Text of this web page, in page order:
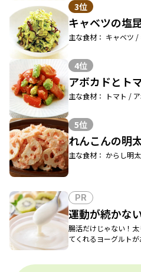
3位
キャベツの塩
主な食材： キャベツ /
4位
アボカドとト
主な食材： トマト /
5位
れんこんの明
主な食材： からし明
PR
運動が続かな
腸活だけじゃない！
てくれるヨーグルトが